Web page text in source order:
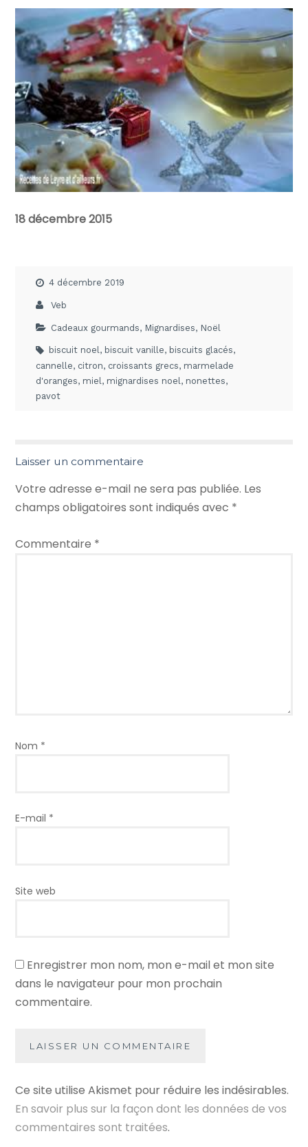
18 décembre 2015
4 décembre 2019
Veb
Cadeaux gourmands, Mignardises, Noël
biscuit noel, biscuit vanille, biscuits glacés,
cannelle, citron, croissants grecs, marmelade
d'oranges, miel , mignardises noel , nonettes,
pavot
Laisser un commentaire
Votre adresse e-mail ne sera pas publiée. Les
champs obligatoires sont indiqués avec *
Commentaire *
Nom *
E-mail *
Site web
Enregistrer mon nom, mon e-mail et mon site
dans le navigateur pour mon prochain
commentaire.
Ce site utilise Akismet pour réduire les indésirables.
En savoir plus sur la façon dont les données de vos
commentaires sont traitées.